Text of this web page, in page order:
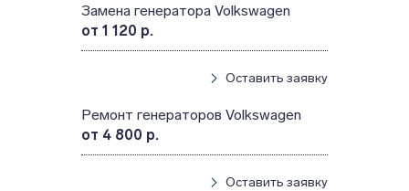
Замена генератора Volkswagen
от 1 120 р.
Оставить заявку
Ремонт генераторов Volkswagen
от 4 800 р.
Оставить заявку